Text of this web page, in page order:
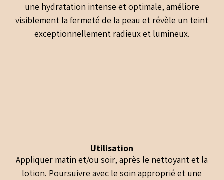
une hydratation intense et optimale, améliore
visiblement la fermeté de la peau et révèle un teint
exceptionnellement radieux et lumineux.
Utilisation
Appliquer matin et/ou soir, après le nettoyant et la
lotion. Poursuivre avec le soin approprié et une